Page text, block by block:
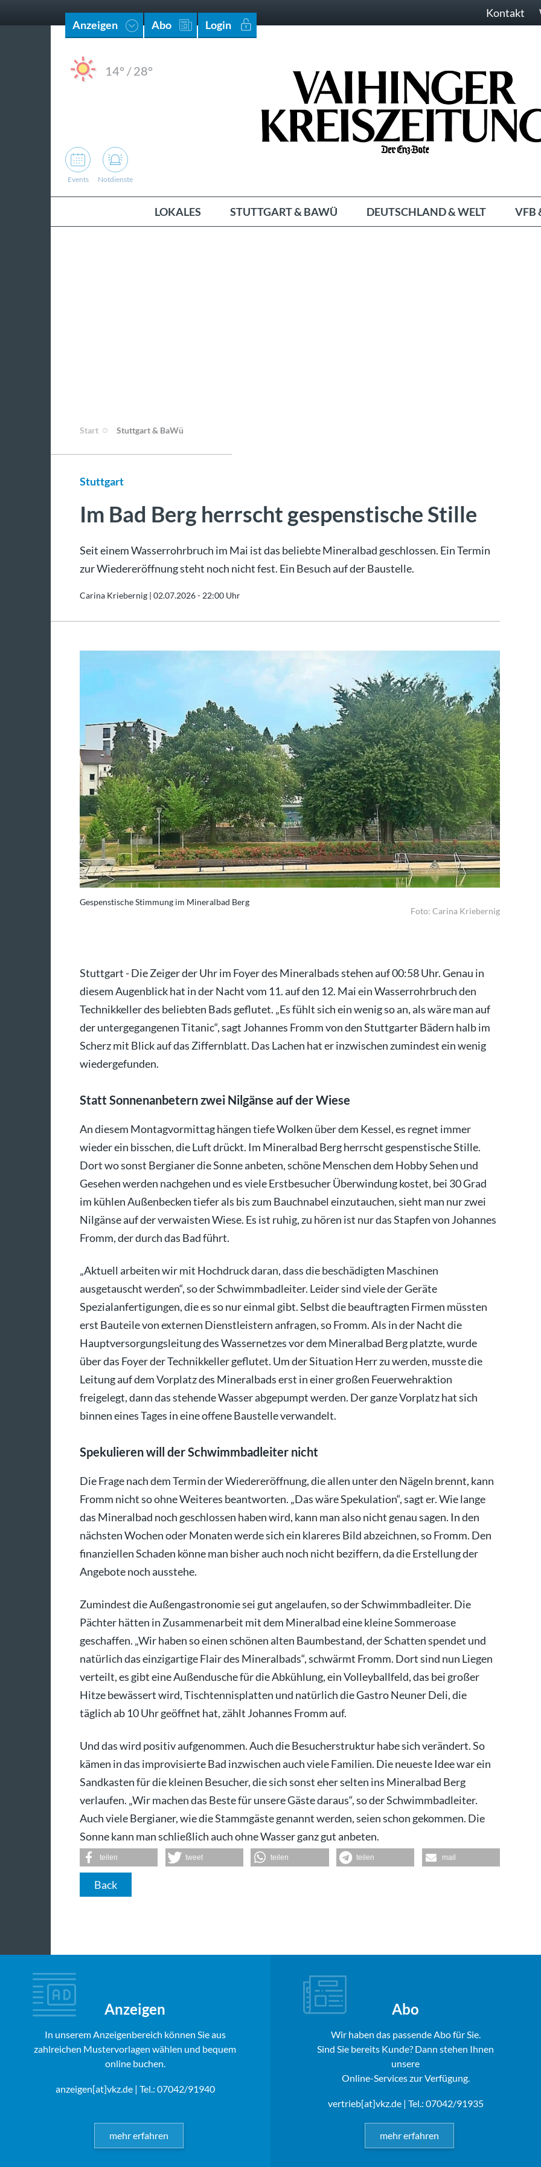
Anzeigen Abo Login
Kontakt
14° /28°
Events Notdienste
LOKALES STUTTGART & BAWÜ DEUTSCHLAND & WELT VFB
Start Stuttgart & BaWü
Stuttgart
Im Bad Berg herrscht gespenstische Stille
Seit einem Wasserrohrbruch im Mai ist das beliebte Mineralbad geschlossen. Ein Termin
zur Wiedereröffnung steht noch nicht fest. Ein Besuch auf der Baustelle.
Carina Kriebernig | 02.07.2026 - 22:00 Uhr
Gespenstische Stimmung im Mineralbad Berg
Foto: Carina Kriebernig
Stuttgart - Die Zeiger der Uhr im Foyer des Mineralbads stehen auf 00:58 Uhr. Genau in
diesem Augenblick hat in der Nacht vom 11. auf den 12. Mai ein Wasserrohrbruch den
Technikkeller des beliebten Bads geflutet. „Es fühlt sich ein wenig so an, als wäre man auf
der untergegangenen Titanic“, sagt Johannes Fromm von den Stuttgarter Bädern halb im
Scherz mit Blick auf das Ziffernblatt. Das Lachen hat er inzwischen zumindest ein wenig
wiedergefunden.
Statt Sonnenanbetern zwei Nilgänse auf der Wiese
An diesem Montagvormittag hängen tiefe Wolken über dem Kessel, es regnet immer
wieder ein bisschen, die Luft drückt. Im Mineralbad Berg herrscht gespenstische Stille.
Dort wo sonst Bergianer die Sonne anbeten, schöne Menschen dem Hobby Sehen und
Gesehen werden nachgehen und es viele Erstbesucher Überwindung kostet, bei 30 Grad
im kühlen Außenbecken tiefer als bis zum Bauchnabel einzutauchen, sieht man nur zwei
Nilgänse auf der verwaisten Wiese. Es ist ruhig, zu hören ist nur das Stapfen von Johannes
Fromm, der durch das Bad führt.
„Aktuell arbeiten wir mit Hochdruck daran, dass die beschädigten Maschinen
ausgetauscht werden“, so der Schwimmbadleiter. Leider sind viele der Geräte
Spezialanfertigungen, die es so nur einmal gibt. Selbst die beauftragten Firmen müssten
erst Bauteile von externen Dienstleistern anfragen, so Fromm. Als in der Nacht die
Hauptversorgungsleitung des Wassernetzes vor dem Mineralbad Berg platzte, wurde
über das Foyer der Technikkeller geflutet. Um der Situation Herr zu werden, musste die
Leitung auf dem Vorplatz des Mineralbads erst in einer großen Feuerwehraktion
freigelegt, dann das stehende Wasser abgepumpt werden. Der ganze Vorplatz hat sich
binnen eines Tages in eine offene Baustelle verwandelt.
Spekulieren will der Schwimmbadleiter nicht
Die Frage nach dem Termin der Wiedereröffnung, die allen unter den Nägeln brennt, kann
Fromm nicht so ohne Weiteres beantworten. „Das wäre Spekulation“, sagt er. Wie lange
das Mineralbad noch geschlossen haben wird, kann man also nicht genau sagen. In den
nächsten Wochen oder Monaten werde sich ein klareres Bild abzeichnen, so Fromm. Den
finanziellen Schaden könne man bisher auch noch nicht beziffern, da die Erstellung der
Angebote noch ausstehe.
Zumindest die Außengastronomie sei gut angelaufen, so der Schwimmbadleiter. Die
Pächter hätten in Zusammenarbeit mit dem Mineralbad eine kleine Sommeroase
geschaffen. „Wir haben so einen schönen alten Baumbestand, der Schatten spendet und
natürlich das einzigartige Flair des Mineralbads“, schwärmt Fromm. Dort sind nun Liegen
verteilt, es gibt eine Außendusche für die Abkühlung, ein Volleyballfeld, das bei großer
Hitze bewässert wird, Tischtennisplatten und natürlich die Gastro Neuner Deli, die
täglich ab 10 Uhr geöffnet hat, zählt Johannes Fromm auf.
Und das wird positiv aufgenommen. Auch die Besucherstruktur habe sich verändert. So
kämen in das improvisierte Bad inzwischen auch viele Familien. Die neueste Idee war ein
Sandkasten für die kleinen Besucher, die sich sonst eher selten ins Mineralbad Berg
verlaufen. „Wir machen das Beste für unsere Gäste daraus“, so der Schwimmbadleiter.
Auch viele Bergianer, wie die Stammgäste genannt werden, seien schon gekommen. Die
Sonne kann man schließlich auch ohne Wasser ganz gut anbeten.
teilen tweet teilen teilen mail
Back
Anzeigen
In unserem Anzeigenbereich können Sie aus
zahlreichen Mustervorlagen wählen und bequem
online buchen.
anzeigen[at]vkz.de| Tel.: 07042/91940
mehr erfahren
Abo
Wir haben das passende Abo für Sie.
Sind Sie bereits Kunde? Dann stehen Ihnen
unsere
Online-Services zur Verfügung.
vertrieb[at]vkz.de| Tel.: 07042/91935
mehr erfahren